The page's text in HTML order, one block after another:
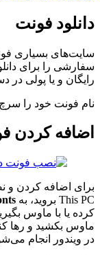
دانلود فونت
سایت‌های بسیاری
سفارشی را برای
رایگان و یا پولی
نام فونت خود را سرچ
اضافه کردن
This PC بروید، به
ماوس بکشید و رها
در ویندور انجام